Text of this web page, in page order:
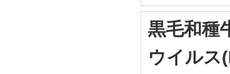
黒毛和種
ウイルス